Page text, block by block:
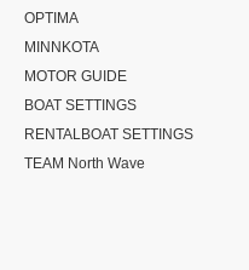
OPTIMA
MINNKOTA
MOTOR GUIDE
BOAT SETTINGS
RENTALBOAT SETTINGS
TEAM North Wave